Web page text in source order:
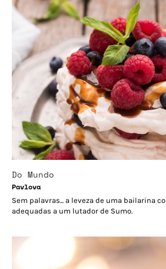
Do Mundo
Pavlova
Sem palavras... a leveza de uma bailarina
adequadas a um lutador de Sumo.